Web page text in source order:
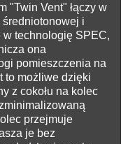
"Twin Vent" łączy w
i
technologię SPEC,
ona
pomieszczenia na
to możliwe dzięki
z cokołu na kolec
przejmuje
je bez